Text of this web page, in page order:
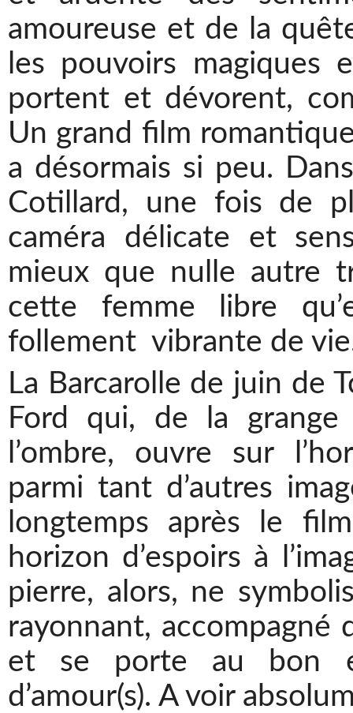
amoureuse et de la
les pouvoirs magiques
portent et dévorent,
Un grand film
a désormais si peu.
Cotillard, une fois de
caméra délicate et
mieux que nulle autre
cette femme libre
follement vibrante de
La Barcarolle de juin de
Ford qui, de la
l’ombre, ouvre sur
parmi tant d’autres
longtemps après le
horizon d’espoirs à
pierre, alors, ne
rayonnant, accompagné
et se porte au bon
d’amour(s). A voir